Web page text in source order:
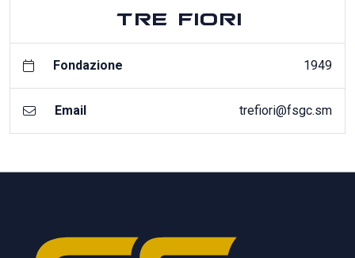
TRE FIORI
Fondazione 1949
Email trefiori@fsgc.sm